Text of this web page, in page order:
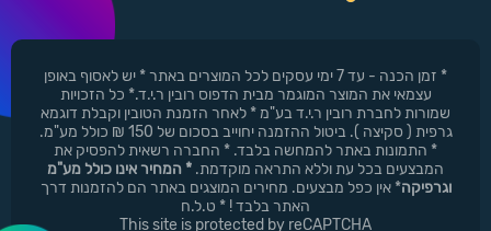
* זמן הכנה - עד 7 ימי עסקים לכל המוצרים באתר * יש לאסוף באופן
עצמאי את המוצר המוגמר מבית הדפוס רובין ר.י.ד.* כל הזכויות
שמורות לחברת רובין ר.י.ד בע"מ * לאחר הזמנת הטובין וקבלת דוגמא
גרפית ( סקיצה ). ביטול ההזמנה יחוייב בסכום של 150 ₪ כולל מע"מ.
* התמונות באתר להמחשה בלבד. * החברה רשאית להפסיק את
המבצעים בכל עת וללא התראה מוקדמת. * המחיר אינו כולל מע"מ
וגרפיקה* אין כפל מבצעים. מחירים המוצגים באתר הם להזמנות דרך
האתר בלבד ! * ט.ל.ח
This site is protected by reCAPTCHA